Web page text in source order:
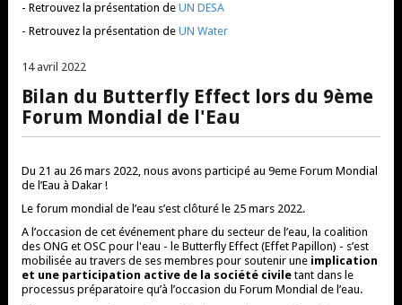
- Retrouvez la présentation de UN DESA
- Retrouvez la présentation de UN Water
30 janvier 2023
14 avril 2022
Bilan du Butterfly Effect lors du 9ème
Forum Mondial de l'Eau
Du 21 au 26 mars 2022, nous avons participé au 9eme Forum Mondial
de l’Eau à Dakar !
Le forum mondial de l’eau s’est clôturé le 25 mars 2022.
A l’occasion de cet événement phare du secteur de l’eau, la coalition
des ONG et OSC pour l'eau - le Butterfly Effect (Effet Papillon) - s’est
mobilisée au travers de ses membres pour soutenir une implication
et une participation active de la société civiletant dans le
processus préparatoire qu’à l’occasion du Forum Mondial de l’eau.